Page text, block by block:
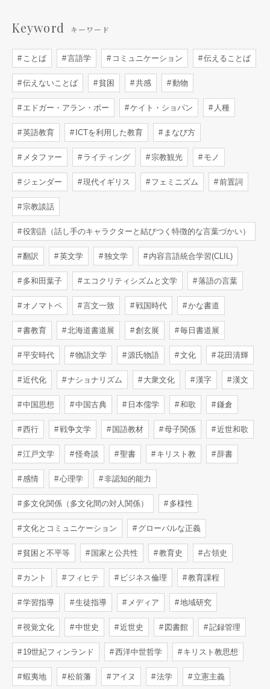
Keyword キーワード
ことば 言語学 コミュニケーション 伝えることば
伝えないことば 貧困 共感 動物
エドガー・アラン・ポー ケイト・ショパン 人種
英語教育 ICTを利用した教育 まなび方
メタファー ライティング 宗教観光 モノ
ジェンダー 現代イギリス フェミニズム 前置詞
宗教談話
役割語（話し手のキャラクターと結びつく特徴的な言葉づかい）
翻訳 英文学 独文学 内容言語統合学習(CLIL)
多和田葉子 エコクリティシズムと文学 落語の言葉
オノマトペ 言文一致 戦国時代 かな書道
書教育 北海道書道展 創玄展 毎日書道展
平安時代 物語文学 源氏物語 文化 花田清輝
近代化 ナショナリズム 大衆文化 漢字 漢文
中国思想 中国古典 日本儒学 和歌 鎌倉
西行 戦争文学 国語教材 母子関係 近世和歌
江戸文学 怪奇談 聖書 キリスト教 辞書
感情 心理学 非認知的能力
多文化関係（多文化間の対人関係） 多様性
文化とコミュニケーション グローバルな正義
貧困と不平等 国家と公共性 教育史 占領史
カント フィヒテ ビジネス倫理 教育課程
学習指導 生徒指導 メディア 地域研究
視覚文化 中世史 近世史 図書館 記録管理
19世紀フィンランド 西洋中世哲学 キリスト教思想
蝦夷地 松前藩 アイヌ 法学 立憲主義